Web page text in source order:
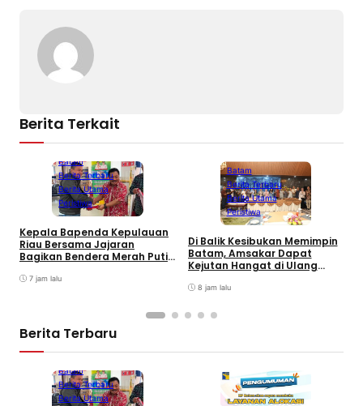
Berita Terkait
Batam
Berita Terbaru
Berita Utama
Peristiwa
Kepala Bapenda Kepulauan
Riau Bersama Jajaran
Bagikan Bendera Merah Putih
Bermotor di Kantor Samsat
7 jam lalu
Batam
Berita Terbaru
Berita Utama
Peristiwa
Di Balik Kesibukan Memimpin
Batam, Amsakar Dapat
Kejutan Hangat di Ulang
8 jam lalu
Berita Terbaru
Batam
Berita Terbaru
Berita Utama